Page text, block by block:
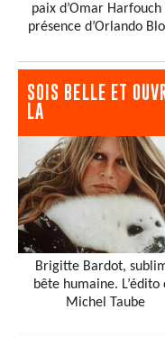
paix d’Omar Harfouch
présence d’Orlando
SOIS BELLE ET
LA
Brigitte Bardot,
bête humaine. L’édito
Michel Taube